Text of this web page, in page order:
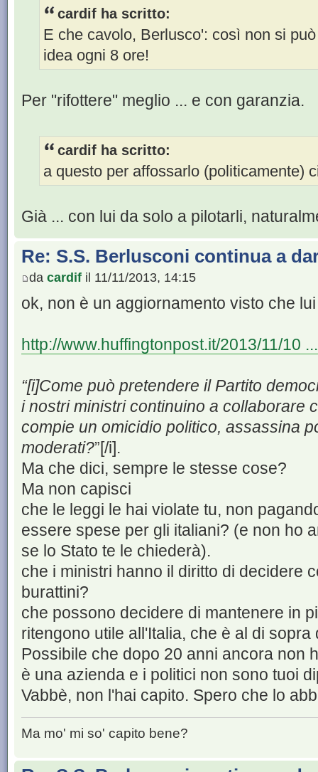
cardif ha scritto:
E che cavolo, Berlusco': così non si
idea ogni 8 ore!
Per "rifottere" meglio ... e con garanzia.
cardif ha scritto:
a questo per affossarlo (politicamente)
Già ... con lui da solo a pilotarli,
Re: S.S. Berlusconi continua a
da cardif il 11/11/2013, 14:15
ok, non è un aggiornamento visto che
http://www.huffingtonpost.it/2013/11/10
“[i]Come può pretendere il Partito
i nostri ministri continuino a collaborare
compie un omicidio politico, assassina
moderati?”[/i].
Ma che dici, sempre le stesse cose?
Ma non capisci
che le leggi le hai violate tu, non
essere spese per gli italiani? (e non ho
se lo Stato te le chiederà).
che i ministri hanno il diritto di decidere
burattini?
che possono decidere di mantenere in
ritengono utile all'Italia, che è al di sopra
Possibile che dopo 20 anni ancora non
è una azienda e i politici non sono tuoi
Vabbè, non l'hai capito. Spero che lo
Ma mo' mi so' capito bene?